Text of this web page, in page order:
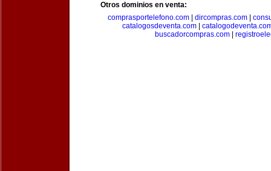
Otros dominios en venta:
comprasportelefono.com
dircompras.com
catalogosdeventa.com
buscadorcompras.com